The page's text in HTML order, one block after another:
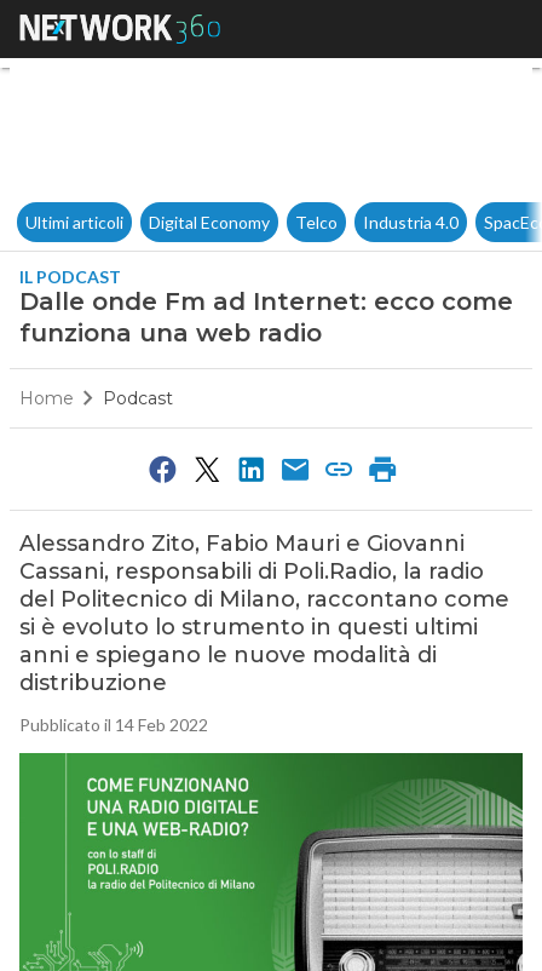
Dalle onde Fm ad Internet:
Ultimi articoli Digital Economy Telco Industria 4.0
IL PODCAST
Dalle onde Fm ad Internet: ecco come
funziona una web radio
Home Podcast
Alessandro Zito, Fabio Mauri e Giovanni
Cassani, responsabili di Poli.Radio, la radio
del Politecnico di Milano, raccontano come
si è evoluto lo strumento in questi ultimi
anni e spiegano le nuove modalità di
distribuzione
Pubblicato il 14 Feb 2022